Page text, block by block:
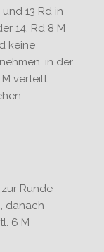
13 Rd in
14. Rd 8 M
keine
in der
M verteilt
Runde
danach
6 M